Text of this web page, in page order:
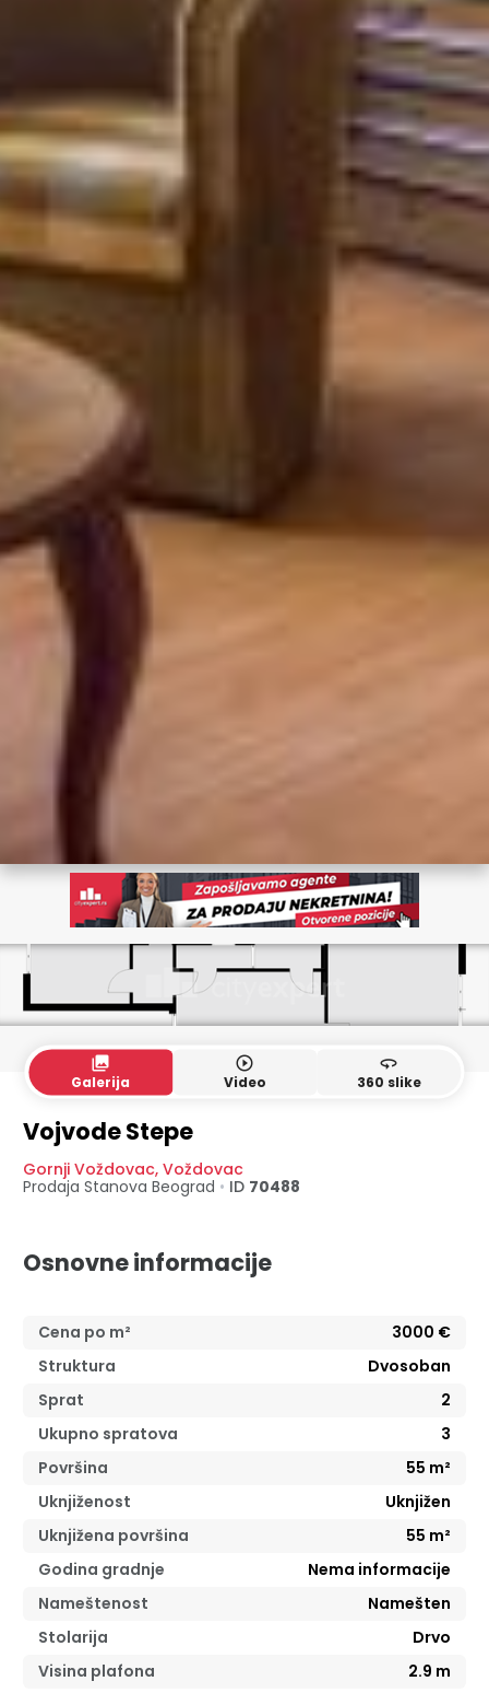
collections
Galerija
play_circle_outline
Video
360
360 slike
Vojvode Stepe
Gornji Voždovac, Voždovac
Prodaja Stanova Beograd • ID 70488
Osnovne informacije
Cena po m² 3000 €
Struktura
Dvosoban
Sprat
2
Ukupno spratova
3
Površina
55 m²
Uknjiženost
Uknjižen
Uknjižena površina
55 m²
Godina gradnje
Nema informacije
Nameštenost
Namešten
Stolarija
Drvo
Visina plafona
2.9 m